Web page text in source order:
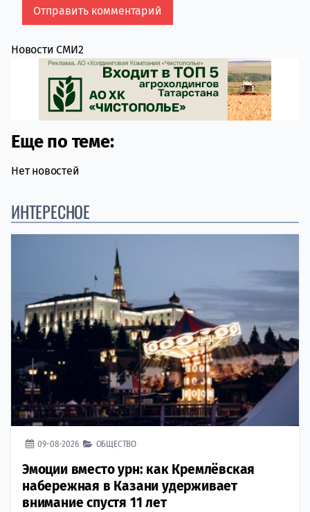
Новости СМИ2
Еще по теме:
Нет новостей
ИНТЕРЕСНОЕ
09-08-2026 ОБЩЕСТВО
Эмоции вместо урн: как Кремлёвская
набережная в Казани удерживает
внимание спустя 11 лет